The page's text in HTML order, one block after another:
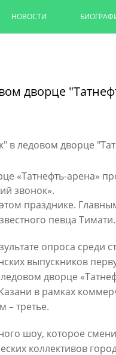
НОВОСТИ
дворов по
совещание во
лучшего
дворце
«Татнефть-арена»
звонок».
празднике.
певца Тимати.
опроса среди
выпускников
дворце
в рамках
– третье.
шоу, которое
коллективов